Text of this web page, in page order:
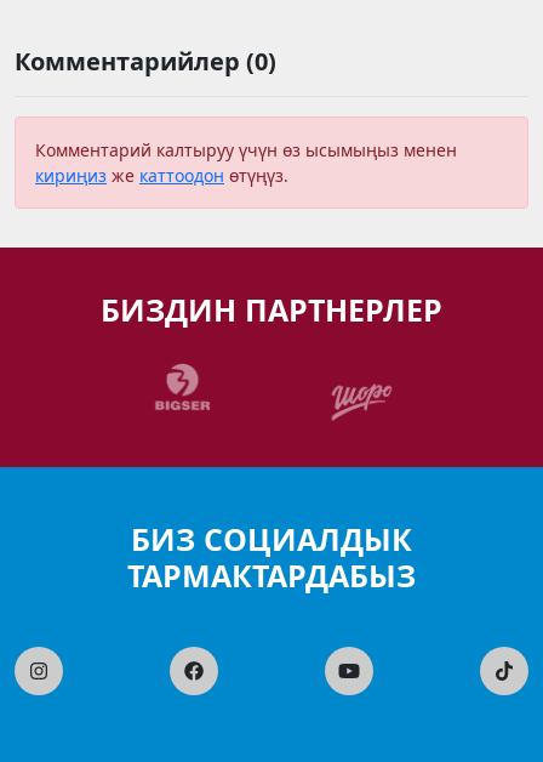
Комментарийлер (0)
Комментарий калтыруу үчүн өз ысымыңыз менен
кириңиз же каттоодон өтүңүз.
БИЗДИН ПАРТНЕРЛЕР
БИЗ СОЦИАЛДЫК
ТАРМАКТАРДАБЫЗ